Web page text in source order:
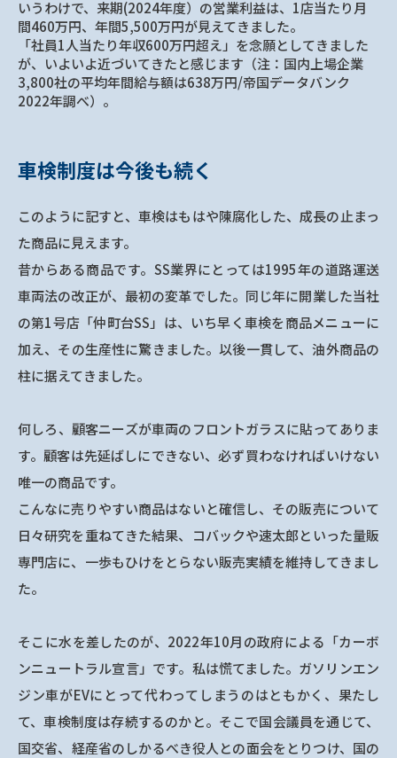
いうわけで、来期(2024年度）の営業利益は、1店当たり月
間460万円、年間5,500万円が見えてきました。
「社員1人当たり年収600万円超え」を念願としてきました
が、いよいよ近づいてきたと感じます（注：国内上場企業
3,800社の平均年間給与額は638万円/帝国データバンク
2022年調べ）。
車検制度は今後も続く
このように記すと、車検はもはや陳腐化した、成長の止まっ
た商品に見えます。
昔からある商品です。SS業界にとっては1995年の道路運送
車両法の改正が、最初の変革でした。同じ年に開業した当社
の第1号店「仲町台SS」は、いち早く車検を商品メニューに
加え、その生産性に驚きました。以後一貫して、油外商品の
柱に据えてきました。
何しろ、顧客ニーズが車両のフロントガラスに貼ってありま
す。顧客は先延ばしにできない、必ず買わなければいけない
唯一の商品です。
こんなに売りやすい商品はないと確信し、その販売について
日々研究を重ねてきた結果、コバックや速太郎といった量販
専門店に、一歩もひけをとらない販売実績を維持してきまし
た。
そこに水を差したのが、2022年10月の政府による「カーボ
ンニュートラル宣言」です。私は慌てました。ガソリンエン
ジン車がEVにとって代わってしまうのはともかく、果たし
て、車検制度は存続するのかと。そこで国会議員を通じて、
国交省、経産省のしかるべき役人との面会をとりつけ、国の